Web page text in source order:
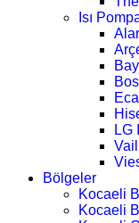
Isı
LG
Bölgeler
Kocaeli
Kocaeli